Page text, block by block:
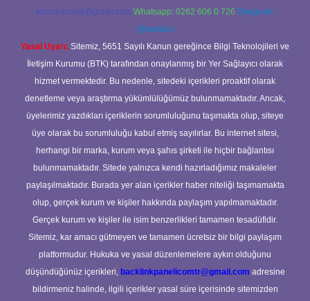
forumhizmeti@gmail.com Whatsapp: 0262 606 0 726 Telegram:
@karabul
Yasal Uyarı: Sitemiz, 5651 Sayılı Kanun gereğince Bilgi Teknolojileri ve
İletişim Kurumu (BTK) tarafından onaylanmış bir Yer Sağlayıcı olarak
hizmet vermektedir. Bu nedenle, sitedeki içerikleri proaktif olarak
denetleme veya araştırma yükümlülüğümüz bulunmamaktadır. Ancak,
üyelerimiz yazdıkları içeriklerin sorumluluğunu taşımakta olup, siteye
üye olarak bu sorumluluğu kabul etmiş sayılırlar. Bu internet sitesi,
herhangi bir marka, kurum veya şahıs şirketi ile hiçbir bağlantısı
bulunmamaktadır. Sitede yalnızca kendi hazırladığımız makaleler
paylaşılmaktadır. Burada yer alan içerikler haber niteliği taşımamakta
olup, gerçek kurum ve kişiler hakkında paylaşım yapılmamaktadır.
Gerçek kurum ve kişiler ile isim benzerlikleri tamamen tesadüfidir.
Sitemiz, kar amacı gütmeyen ve tamamen ücretsiz bir bilgi paylaşım
platformudur. Hukuka ve yasal düzenlemelere aykırı olduğunu
düşündüğünüz içerikleri, backlinkpanelicomtr@gmail.com adresine
bildirmeniz halinde, ilgili içerikler yasal süre içerisinde sitemizden